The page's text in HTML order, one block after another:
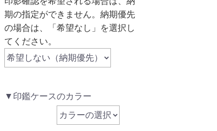
期の指定ができません。納期優先
の場合は、「希望なし」を選択し
てください。
▼印鑑ケースのカラー